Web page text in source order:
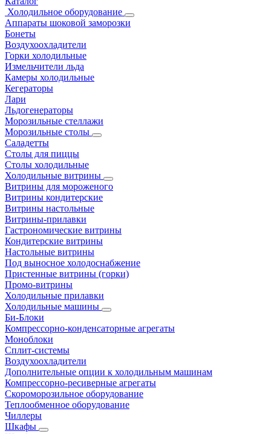
Холодильное оборудование
Аппараты шоковой заморозки
Бонеты
Воздухоохладители
Горки холодильные
Измельчители льда
Камеры холодильные
Кегераторы
Лари
Льдогенераторы
Морозильные стеллажи
Морозильные столы
Саладетты
Столы для пиццы
Столы холодильные
Холодильные витрины
Витрины для мороженого
Витрины кондитерские
Витрины настольные
Витрины-прилавки
Гастрономические витрины
Кондитерские витрины
Настольные витрины
Под выносное холодоснабжение
Пристенные витрины (горки)
Промо-витрины
Холодильные прилавки
Холодильные машины
Би-Блоки
Компрессорно-конденсаторные агрегаты
Моноблоки
Сплит-системы
Воздухоохладители
Дополнительные опции к холодильным машинам
Компрессорно-ресиверные агрегаты
Скороморозильное оборудование
Теплообменное оборудование
Чиллеры
Шкафы